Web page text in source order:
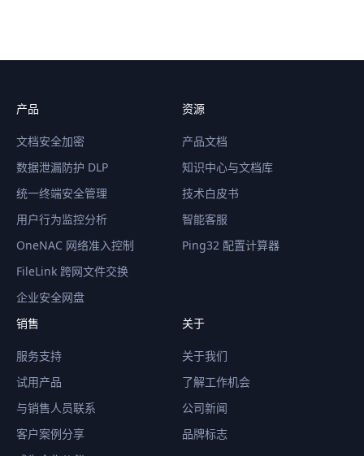
产品
文档安全加密
数据泄漏防护 DLP
统一终端安全管理
用户行为监控分析
OneNAC 网络准入控制
FileLink 跨网文件交换
企业安全网盘
资源
产品文档
知识中心与文档库
技术白皮书
智能客服
Ping32 配置计算器
销售
服务支持
试用产品
与销售人员联系
客户案例分享
关于
关于我们
了解工作机会
公司新闻
品牌标志